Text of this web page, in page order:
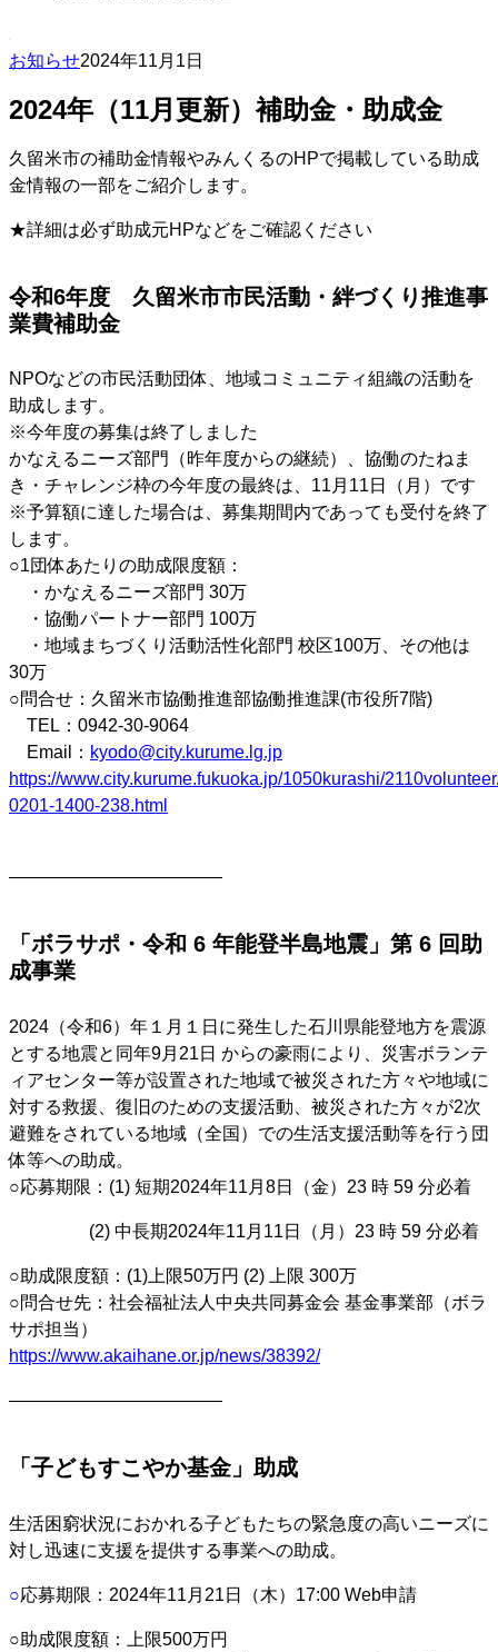
お知らせ2024年11月1日
2024年（11月更新）補助金・助成金
久留米市の補助金情報やみんくるのHPで掲載している助成
金情報の一部をご紹介します。
★詳細は必ず助成元HPなどをご確認ください
令和6年度 久留米市市民活動・絆づくり推進事
業費補助金
NPOなどの市民活動団体、地域コミュニティ組織の活動を
助成します。
※今年度の募集は終了しました
かなえるニーズ部門（昨年度からの継続）、協働のたねま
き・チャレンジ枠の今年度の最終は、11月11日（月）です
※予算額に達した場合は、募集期間内であっても受付を終了
します。
○1団体あたりの助成限度額：
・かなえるニーズ部門 30万
・協働パートナー部門 100万
・地域まちづくり活動活性化部門 校区100万、その他は
30万
○問合せ：久留米市協働推進部協働推進課(市役所7階)
TEL：0942-30-9064
Email： kyodo@city.kurume.lg.jp
https://www.city.kurume.fukuoka.jp/1050kurashi/
0201-1400-238.html
————————————
「ボラサポ・令和 6 年能登半島地震」第 6 回助
成事業
2024（令和6）年１月１日に発生した石川県能登地方を震源
とする地震と同年9月21日 からの豪雨により、災害ボランテ
ィアセンター等が設置された地域で被災された方々や地域に
対する救援、復旧のための支援活動、被災された方々が2次
避難をされている地域（全国）での生活支援活動等を行う団
体等への助成。
○応募期限：(1) 短期2024年11月8日（金）23 時 59 分必着
(2) 中長期2024年11月11日（月）23 時 59 分必着
○助成限度額：(1)上限50万円 (2) 上限 300万
○問合せ先：社会福祉法人中央共同募金会 基金事業部（ボラ
サポ担当）
https://www.akaihane.or.jp/news/38392/
————————————
「子どもすこやか基金」助成
生活困窮状況におかれる子どもたちの緊急度の高いニーズに
対し迅速に支援を提供する事業への助成。
○応募期限：2024年11月21日（木）17:00 Web申請
○助成限度額：上限500万円